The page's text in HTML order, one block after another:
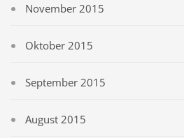
November 2015
Oktober 2015
September 2015
August 2015